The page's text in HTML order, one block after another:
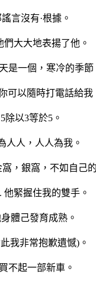
謠言沒有·根據。
們大大地表揚了他。
天是一個，寒冷的季節
可以隨時打電話給我
除以3等於5。
人人，人人為我。
窩，銀窩，不如自己
他緊握住我的雙手。
身體己發育成熟。
此我非常抱歉遺憾)。
不起一部新車。